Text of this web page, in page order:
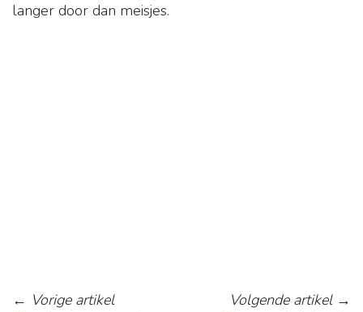
langer door dan meisjes.
← Vorige artikel
Volgende artikel→